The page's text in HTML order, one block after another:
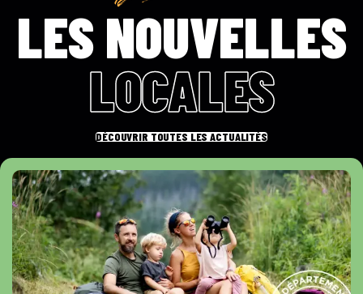
LES NOUVELLES
LOCALES
DÉCOUVRIR TOUTES LES ACTUALITÉS